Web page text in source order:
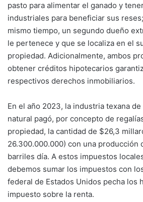
pasto para alimentar el ganado y
industriales para beneficiar sus
mismo tiempo, un segundo dueño
le pertenece y que se localiza en el
propiedad. Adicionalmente, ambos
obtener créditos hipotecarios
respectivos derechos inmobiliarios.
En el año 2023, la industria texana
natural pagó, por concepto de
propiedad, la cantidad de $26,3
26.300.000.000) con una producción
barriles día. A estos impuestos
debemos sumar los impuestos con
federal de Estados Unidos pecha los
impuesto sobre la renta.